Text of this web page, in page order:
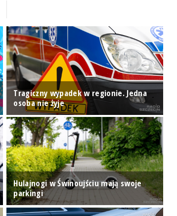
Tragiczny wypadek w regionie. Jedna
osoba nie żyje
Hulajnogi w Świnoujściu mają swoje
parkingi